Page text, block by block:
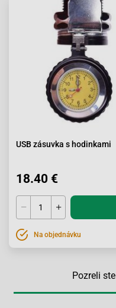
USB zásuvka s hodinkami
18.40 €
Na objednávku
Pozreli ste